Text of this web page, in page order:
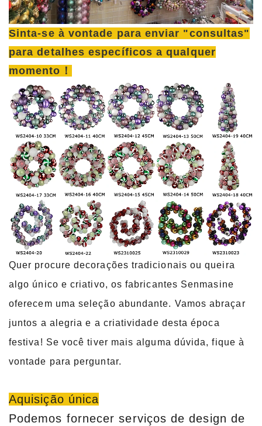
Sinta-se à vontade para enviar "consultas"
para detalhes específicos a qualquer
momento！
Quer procure decorações tradicionais ou queira
algo único e criativo, os fabricantes Senmasine
oferecem uma seleção abundante. Vamos abraçar
juntos a alegria e a criatividade desta época
festiva! Se você tiver mais alguma dúvida, fique à
vontade para perguntar.
Aquisição única
Podemos fornecer serviços de design de